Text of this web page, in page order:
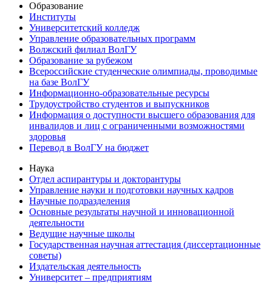
Образование
Институты
Университетский колледж
Управление образовательных программ
Волжский филиал ВолГУ
Образование за рубежом
Всероссийские студенческие олимпиады, проводимые
на базе ВолГУ
Информационно-образовательные ресурсы
Трудоустройство студентов и выпускников
Информация о доступности высшего образования для
инвалидов и лиц с ограниченными возможностями
здоровья
Перевод в ВолГУ на бюджет
Наука
Отдел аспирантуры и докторантуры
Управление науки и подготовки научных кадров
Научные подразделения
Основные результаты научной и инновационной
деятельности
Ведущие научные школы
Государственная научная аттестация (диссертационные
советы)
Издательская деятельность
Университет – предприятиям